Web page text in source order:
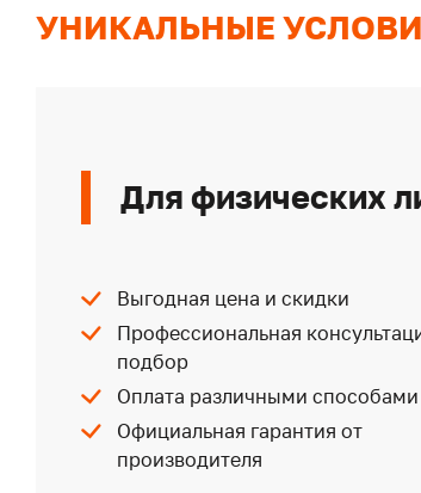
УНИКАЛЬНЫЕ
Для физических
Выгодная цена и скидки
Профессиональная
подбор
Оплата различными способами
Официальная гарантия от
производителя